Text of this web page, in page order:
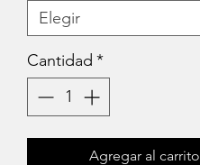
Cantidad *
Agregar al carrito